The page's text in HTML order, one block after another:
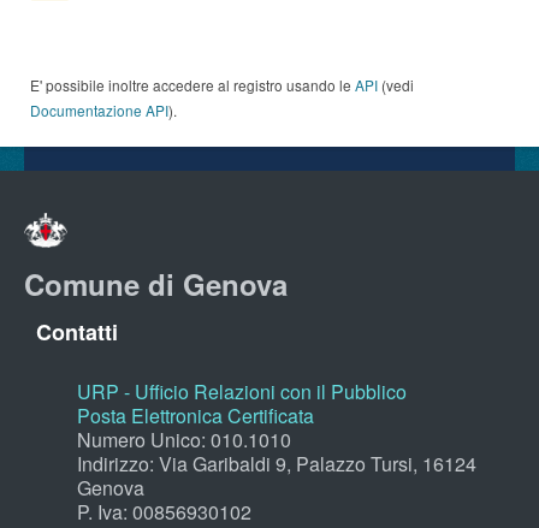
E' possibile inoltre accedere al registro usando le API (vedi
Documentazione API).
Comune di Genova
Contatti
URP - Ufficio Relazioni con il Pubblico
Posta Elettronica Certificata
Numero Unico: 010.1010
Indirizzo: Via Garibaldi 9, Palazzo Tursi, 16124
Genova
P. Iva: 00856930102